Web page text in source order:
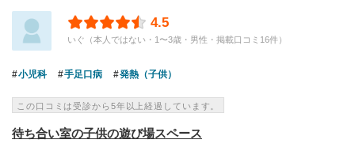
4.5
いぐ（本人ではない・1〜3歳・男性・掲載口コミ16件）
小児科 手足口病 発熱（子供）
この口コミは受診から5年以上経過しています。
待ち合い室の子供の遊び場スペース